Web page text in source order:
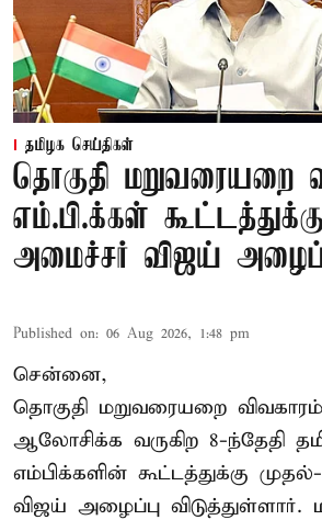
தமிழக செய்திகள்
தொகுதி மறுவரையறை
எம்.பி.க்கள்
அமைச்சர் விஜய்
Published on: 06 Aug 2026, 1:48 pm
சென்னை,
தொகுதி மறுவரையறை விவகாரம்
ஆலோசிக்க வருகிற 8-ந்தேதி
எம்பிக்களின் கூட்டத்துக்கு
விஜய் அழைப்பு விடுத்துள்ளார்.